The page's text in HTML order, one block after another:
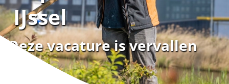
IJssel
Deze vacature is vervallen